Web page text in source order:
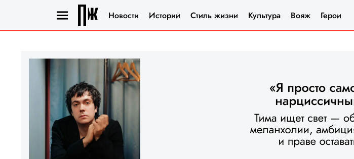
Новости Истории Стиль жизни Культура Вояж Герои